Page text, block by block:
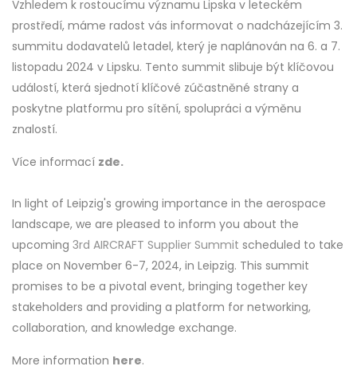
Vzhledem k rostoucímu významu Lipska v leteckém
prostředí, máme radost vás informovat o nadcházejícím 3.
summitu dodavatelů letadel, který je naplánován na 6. a 7.
listopadu 2024 v Lipsku. Tento summit slibuje být klíčovou
událostí, která sjednotí klíčové zúčastněné strany a
poskytne platformu pro sítění, spolupráci a výměnu
znalostí.
Více informací zde.
In light of Leipzig's growing importance in the aerospace
landscape, we are pleased to inform you about the
upcoming 3rd AIRCRAFT Supplier Summit scheduled to take
place on November 6-7, 2024, in Leipzig. This summit
promises to be a pivotal event, bringing together key
stakeholders and providing a platform for networking,
collaboration, and knowledge exchange.
More information here.